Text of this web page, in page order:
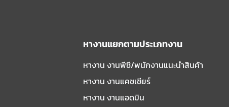
หางานแยกตามประเภทงาน
หางาน งานพีซี/พนักงานแนะนําสินค้า
หางาน งานแคชเชียร์
หางาน งานแอดมิน